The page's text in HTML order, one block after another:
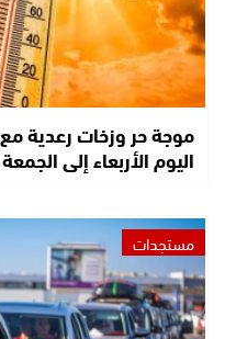
موجة حر وزخات رعدية
اليوم الأربعاء إلى
مستجدات